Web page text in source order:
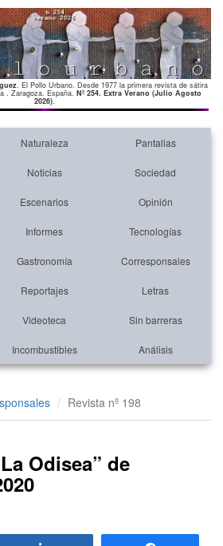
. El Pollo Urbano. Desde 1977 la primera revista de sátira
. Zaragoza. España. Nº 254. Extra Verano (Julio Agosto
2026).
Naturaleza Pantallas
Noticias Sociedad
Escenarios Opinión
Informes Tecnologías
Gastronomía Corresponsales
Reportajes Letras
Videoteca Sin barreras
Incombustibles Análisis
Revista nº 198
Odisea” de